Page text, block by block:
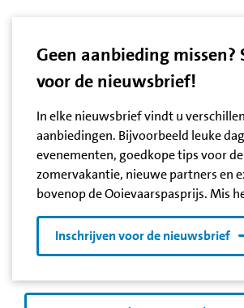
Geen aanbieding missen?
voor de nieuwsbrief!
In elke nieuwsbrief vindt u
aanbiedingen. Bijvoorbeeld leuke
evenementen, goedkope tips voor de
zomervakantie, nieuwe partners en
bovenop de Ooievaarspasprijs. Mis
Inschrijven voor de nieuwsbrief